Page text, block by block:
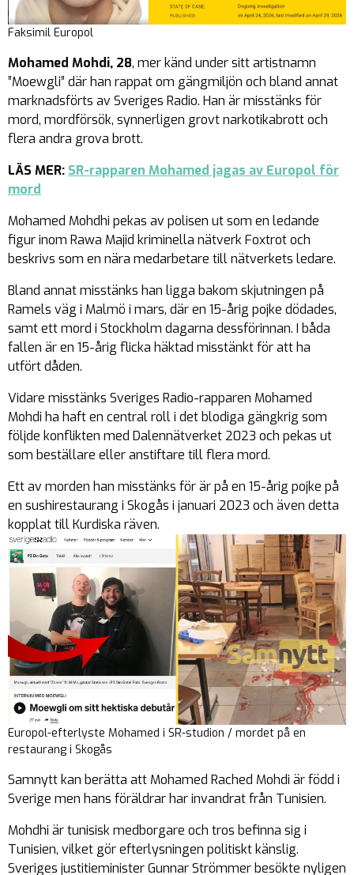
Faksimil Europol
Mohamed Mohdi, 28, mer känd under sitt artistnamn
”Moewgli” där han rappat om gängmiljön och bland annat
marknadsförts av Sveriges Radio. Han är misstänks för
mord, mordförsök, synnerligen grovt narkotikabrott och
flera andra grova brott.
LÄS MER: SR-rapparen Mohamed jagas av Europol för
mord
Mohamed Mohdhi pekas av polisen ut som en ledande
figur inom Rawa Majid kriminella nätverk Foxtrot och
beskrivs som en nära medarbetare till nätverkets ledare.
Bland annat misstänks han ligga bakom skjutningen på
Ramels väg i Malmö i mars, där en 15-årig pojke dödades,
samt ett mord i Stockholm dagarna dessförinnan. I båda
fallen är en 15-årig flicka häktad misstänkt för att ha
utfört dåden.
Vidare misstänks Sveriges Radio-rapparen Mohamed
Mohdi ha haft en central roll i det blodiga gängkrig som
följde konflikten med Dalennätverket 2023 och pekas ut
som beställare eller anstiftare till flera mord.
Ett av morden han misstänks för är på en 15-årig pojke på
en sushirestaurang i Skogås i januari 2023 och även detta
kopplat till Kurdiska räven.
Europol-efterlyste Mohamed i SR-studion / mordet på en
restaurang i Skogås
Samnytt kan berätta att Mohamed Rached Mohdi är född i
Sverige men hans föräldrar har invandrat från Tunisien.
Mohdhi är tunisisk medborgare och tros befinna sig i
Tunisien, vilket gör efterlysningen politiskt känslig.
Sveriges justitieminister Gunnar Strömmer besökte nyligen